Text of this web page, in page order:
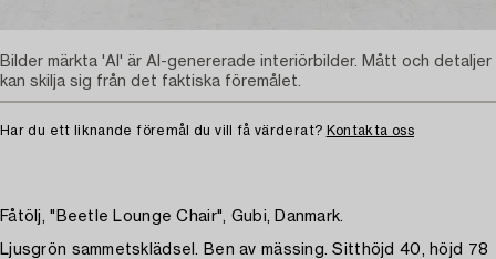
Har du ett liknande föremål du vill få värderat? Kontakta oss
Fåtölj, "Beetle Lounge Chair", Gubi, Danmark.
Ljusgrön sammetsklädsel. Ben av mässing. Sitthöjd 40, höjd 78
Bilder märkta 'AI' är AI-genererade interiörbilder. Mått och detaljer
kan skilja sig från det faktiska föremålet.